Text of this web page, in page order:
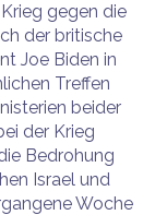
gegen die
der britische
Joe Biden in
Treffen
beider
der Krieg
Bedrohung
Israel und
Woche